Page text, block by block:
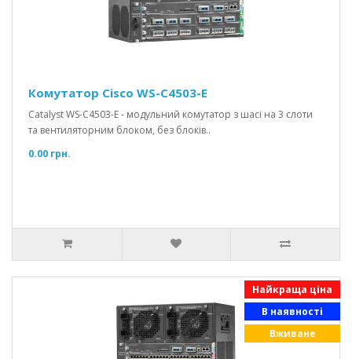
Комутатор Cisco WS-C4503-E
Catalyst WS-C4503-E - модульний комутатор з шасі на 3 слоти
та вентиляторним блоком, без блоків..
0.00 грн.
Найкраща ціна
В наявності
Вживане